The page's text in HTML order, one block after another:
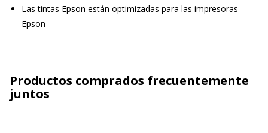
Las tintas Epson están optimizadas para las impresoras
Epson
Productos comprados frecuentemente
juntos